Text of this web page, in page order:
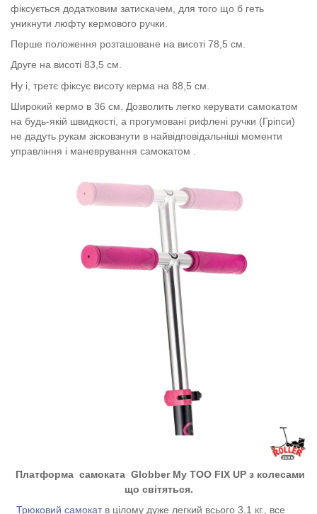
фіксується додатковим затискачем, для того що б геть
уникнути люфту кермового ручки.
Перше положення розташоване на висоті 78,5 см.
Друге на висоті 83,5 см.
Ну і, третє фіксує висоту керма на 88,5 см.
Широкий кермо в 36 см. Дозволить легко керувати самокатом
на будь-якій швидкості, а прогумовані рифлені ручки (Гріпси)
не дадуть рукам зісковзнути в найвідповідальніші моменти
управління і маневрування самокатом .
Платформа самоката Globber My TOO FIX UP з колесами
що світяться.
Трюковий самокат в цілому дуже легкий всього 3,1 кг., все